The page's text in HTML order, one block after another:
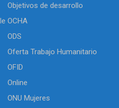
Objetivos de desarrollo
OCHA
ODS
Oferta Trabajo Humanitario
OFID
Online
ONU Mujeres